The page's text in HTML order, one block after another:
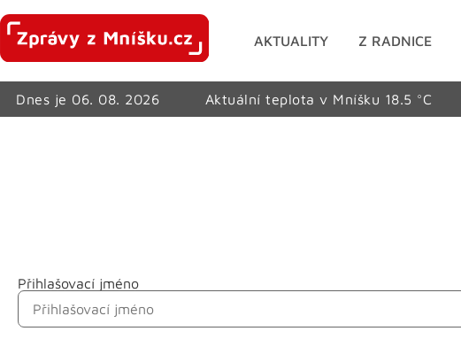
AKTUALITY Z RADNICE
Dnes je 06. 08. 2026 Aktuální teplota v Mníšku 18.5 °C
Přihlašovací jméno
Jméno